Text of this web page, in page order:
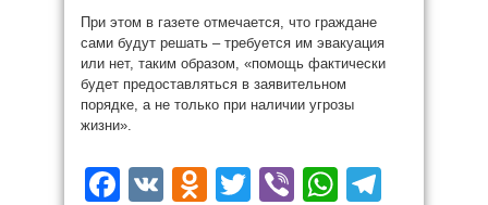
При этом в газете отмечается, что граждане
сами будут решать – требуется им эвакуация
или нет, таким образом, «помощь фактически
будет предоставляться в заявительном
порядке, а не только при наличии угрозы
жизни».
Facebook
VK Odnoklassniki
Twitter
Viber